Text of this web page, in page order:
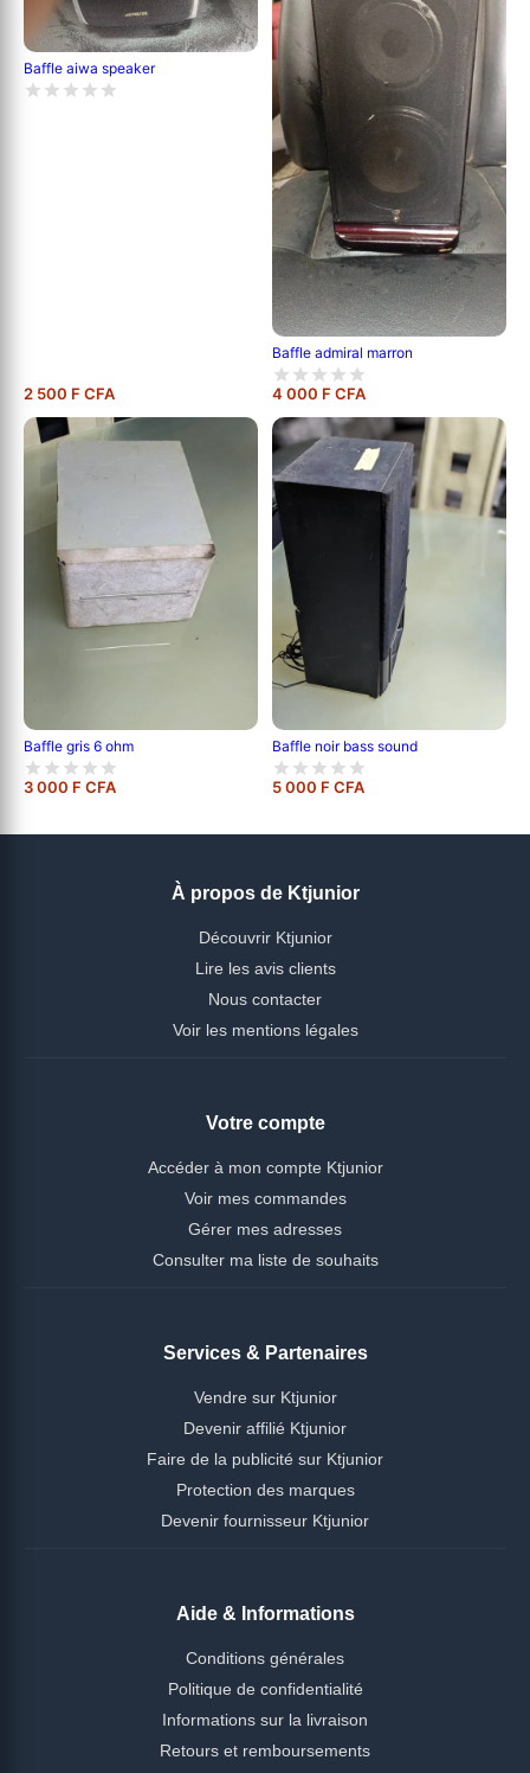
Baffle aiwa speaker
2 500 F CFA
Baffle admiral marron
4 000 F CFA
Baffle gris 6 ohm
3 000 F CFA
Baffle noir bass sound
5 000 F CFA
À propos de Ktjunior
Découvrir Ktjunior
Lire les avis clients
Nous contacter
Voir les mentions légales
Votre compte
Accéder à mon compte Ktjunior
Voir mes commandes
Gérer mes adresses
Consulter ma liste de souhaits
Services & Partenaires
Vendre sur Ktjunior
Devenir affilié Ktjunior
Faire de la publicité sur Ktjunior
Protection des marques
Devenir fournisseur Ktjunior
Aide & Informations
Conditions générales
Politique de confidentialité
Informations sur la livraison
Retours et remboursements